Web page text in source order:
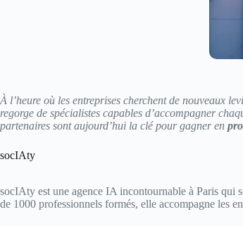
À l’heure où les entreprises cherchent de nouveaux
regorge de spécialistes capables d’accompagner
partenaires sont aujourd’hui la clé pour gagner en
socIAty
socIAty est une agence IA incontournable à Paris qui
de 1000 professionnels formés, elle accompagne les